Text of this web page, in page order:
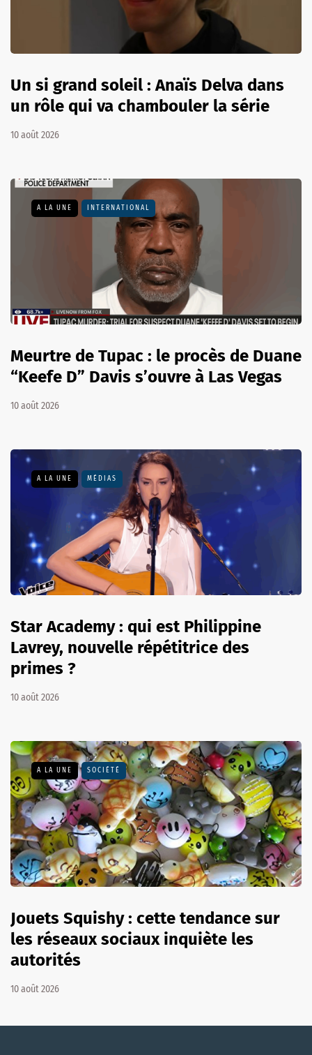
Un si grand soleil : Anaïs Delva dans
un rôle qui va chambouler la série
10 août 2026
A LA UNE INTERNATIONAL
Meurtre de Tupac : le procès de Duane
“Keefe D” Davis s’ouvre à Las Vegas
10 août 2026
A LA UNE MÉDIAS
Star Academy : qui est Philippine
Lavrey, nouvelle répétitrice des
primes ?
10 août 2026
A LA UNE SOCIÉTÉ
Jouets Squishy : cette tendance sur
les réseaux sociaux inquiète les
autorités
10 août 2026